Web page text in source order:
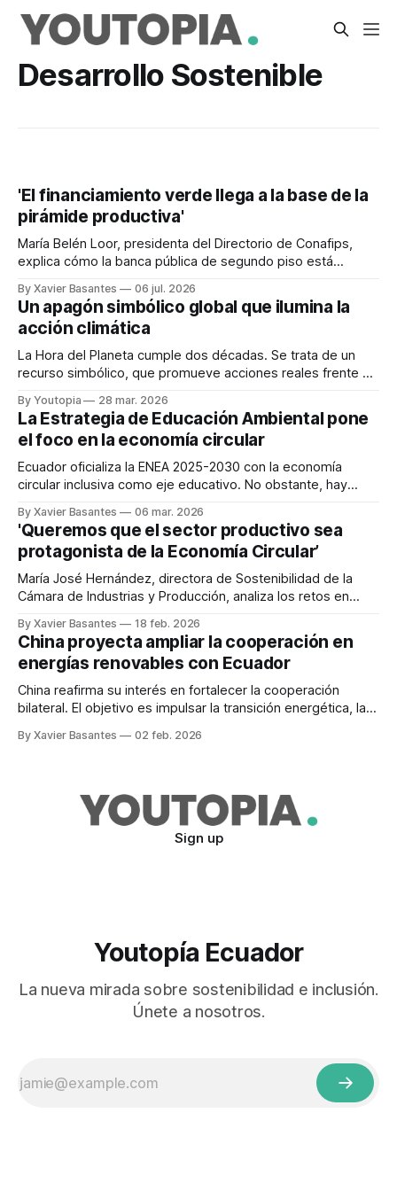
Desarrollo Sostenible
'El financiamiento verde llega a la base de la
pirámide productiva'
María Belén Loor, presidenta del Directorio de Conafips,
explica cómo la banca pública de segundo piso está
By Xavier Basantes 06 jul. 2026
Un apagón simbólico global que ilumina la
acción climática
La Hora del Planeta cumple dos décadas. Se trata de un
recurso simbólico, que promueve acciones reales frente a
By Youtopia 28 mar. 2026
La Estrategia de Educación Ambiental pone
el foco en la economía circular
Ecuador oficializa la ENEA 2025-2030 con la economía
circular inclusiva como eje educativo. No obstante, hay
By Xavier Basantes 06 mar. 2026
'Queremos que el sector productivo sea
protagonista de la Economía Circular’
María José Hernández, directora de Sostenibilidad de la
Cámara de Industrias y Producción, analiza los retos en
productor.
By Xavier Basantes 18 feb. 2026
China proyecta ampliar la cooperación en
energías renovables con Ecuador
China reafirma su interés en fortalecer la cooperación
bilateral. El objetivo es impulsar la transición energética, la
By Xavier Basantes 02 feb. 2026
Sign up
Youtopía Ecuador
La nueva mirada sobre sostenibilidad e inclusión.
Únete a nosotros.